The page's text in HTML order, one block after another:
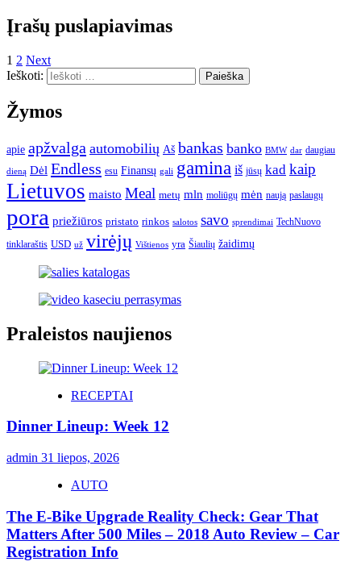
Įrašų puslapiavimas
1 2 Next
Ieškoti:
Žymos
apie apžvalga automobilių Aš bankas banko BMW dar daugiau
dieną Dėl Endless esu Finansų gali gamina iš jūsų kad kaip
Lietuvos maisto Meal metų mln moliūgų mėn naują paslaugų
pora priežiūros pristato rinkos salotos savo sprendimai TechNuovo
tinklaraštis USD už virėjų Vištienos yra Šiaulių žaidimų
Praleistos naujienos
RECEPTAI
Dinner Lineup: Week 12
admin 31 liepos, 2026
AUTO
The E-Bike Upgrade Reality Check: Gear That
Matters After 500 Miles – 2018 Auto Review – Car
Registration Info